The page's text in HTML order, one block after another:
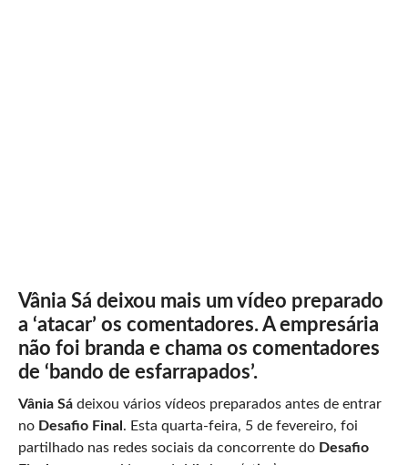
Vânia Sá deixou mais um vídeo preparado
a ‘atacar’ os comentadores. A empresária
não foi branda e chama os comentadores
de ‘bando de esfarrapados’.
Vânia Sá deixou vários vídeos preparados antes de entrar
no Desafio Final . Esta quarta-feira, 5 de fevereiro, foi
partilhado nas redes sociais da concorrente doDesafio